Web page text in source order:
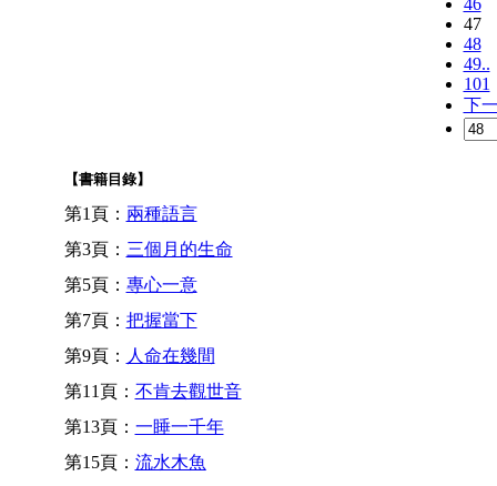
47
48
49..
101
下
【書籍目錄】
第1頁： 兩種語言
第3頁： 三個月的生命
第5頁： 專心一意
第7頁： 把握當下
第9頁： 人命在幾間
第11頁： 不肯去觀世音
第13頁： 一睡一千年
第15頁： 流水木魚